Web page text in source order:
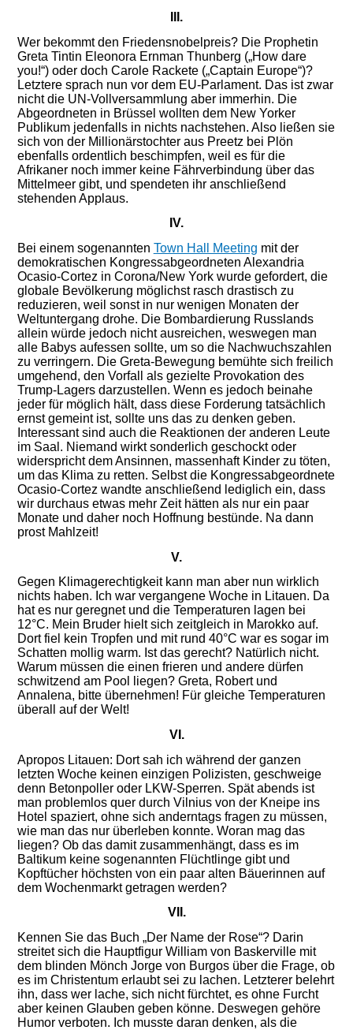
III.
Wer bekommt den Friedensnobelpreis? Die Prophetin
Greta Tintin Eleonora Ernman Thunberg („How dare
you!“) oder doch Carole Rackete („Captain Europe“)?
Letztere sprach nun vor dem EU-Parlament. Das ist zwar
nicht die UN-Vollversammlung aber immerhin. Die
Abgeordneten in Brüssel wollten dem New Yorker
Publikum jedenfalls in nichts nachstehen. Alsoließen sie
sich von der Millionärstochter aus Preetz bei Plön
ebenfalls ordentlich beschimpfen, weil es für die
Afrikaner noch immer keine Fährverbindung über das
Mittelmeer gibt, und spendeten ihr anschließend
stehenden Applaus.
V.
Bei einem sogenannten Town Hall Meeting mit der
demokratischen Kongressabgeordneten Alexandria
Ocasio-Cortez in Corona/New York wurde gefordert, die
globale Bevölkerung möglichst rasch drastisch zu
reduzieren, weil sonst in nur wenigen Monaten der
Weltuntergang drohe. Die Bombardierung Russlands
allein würde jedoch nicht ausreichen, weswegen man
alle Babys aufessen sollte, um so die Nachwuchszahlen
zu verringern. Die Greta-Bewegung bemühte sich freilich
umgehend, den Vorfall als gezielte Provokation des
Trump-Lagers darzustellen. Wenn es jedoch beinahe
jeder für möglich hält, dass diese Forderung tatsächlich
ernst gemeint ist, sollte uns das zu denken geben.
Interessant sind auch die Reaktionen der anderen Leute
im Saal. Niemand wirkt sonderlich geschockt oder
widerspricht dem Ansinnen, massenhaft Kinder zu töten,
um das Klima zu retten. Selbst die Kongressabgeordnete
Ocasio-Cortez wandte anschließend lediglich ein, dass
wir durchaus etwas mehr Zeit hätten als nur ein paar
Monate und daher noch Hoffnung bestünde. Na dann
prost Mahlzeit!
V.
Gegen Klimagerechtigkeit kann man aber nun wirklich
nichts haben. Ich war vergangene Woche in Litauen. Da
hat es nur geregnet und die Temperaturen lagen bei
12°C. Mein Bruder hielt sich zeitgleich in Marokko auf.
Dort fiel kein Tropfen und mit rund 40°C war es sogar im
Schatten mollig warm. Ist das gerecht? Natürlich nicht.
Warum müssen die einen frieren und andere dürfen
schwitzend am Pool liegen? Greta, Robert und
Annalena, bitte übernehmen! Für gleiche Temperaturen
überall auf der Welt!
VI.
Apropos Litauen: Dort sah ich während der ganzen
letzten Woche keinen einzigen Polizisten, geschweige
denn Betonpoller oder LKW-Sperren. Spät abends ist
man problemlos quer durch Vilnius von der Kneipe ins
Hotel spaziert, ohne sich anderntags fragen zu müssen,
wie man das nur überleben konnte. Woran mag das
liegen? Ob das damit zusammenhängt, dass es im
Baltikum keine sogenannten Flüchtlinge gibt und
Kopftücher höchsten von ein paar alten Bäuerinnen auf
dem Wochenmarkt getragen werden?
VII.
Kennen Sie das Buch „Der Name der Rose“? Darin
streitet sich die Hauptfigur William von Baskerville mit
dem blinden Mönch Jorge von Burgos über die Frage, ob
es im Christentum erlaubt sei zu lachen. Letzterer belehrt
ihn, dass wer lache, sich nicht fürchtet, es ohne Furcht
aber keinen Glauben geben könne. Deswegen gehöre
Humor verboten. Ich musste daran denken, als die